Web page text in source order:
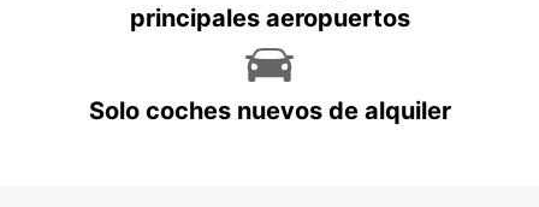
principales aeropuertos
Solo coches nuevos de alquiler